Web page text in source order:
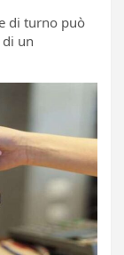
di turno può
un